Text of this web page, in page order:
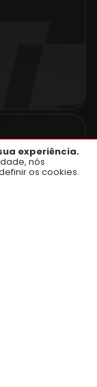
experiência.
nós
os cookies.
e iOS.
×